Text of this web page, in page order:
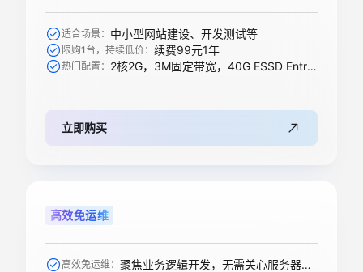
适合场景： 中小型网站建设、开发测试等
限购1台，持续低价： 续费99元1年
热门配置： 2核2G，3M固定带宽，40G ESSD Entry盘
立即购买
高效免运维
高效免运维： 聚焦业务逻辑开发，无需关心服务器购买等运维操作